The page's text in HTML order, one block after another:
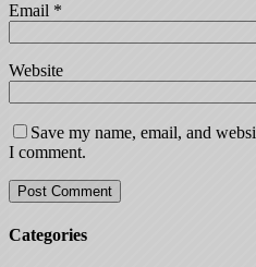
Email *
Website
Save my name, email, and
I comment.
Categories